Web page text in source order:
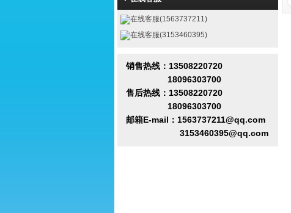
在线客服(1563737211)
在线客服(3153460395)
销售热线：13508220720
18096303700
售后热线：13508220720
18096303700
邮箱E-mail：1563737211@qq.com
3153460395@qq.com